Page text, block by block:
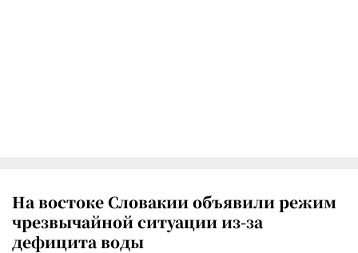
На востоке Словакии объявили режим
чрезвычайной ситуации из-за
дефицита воды